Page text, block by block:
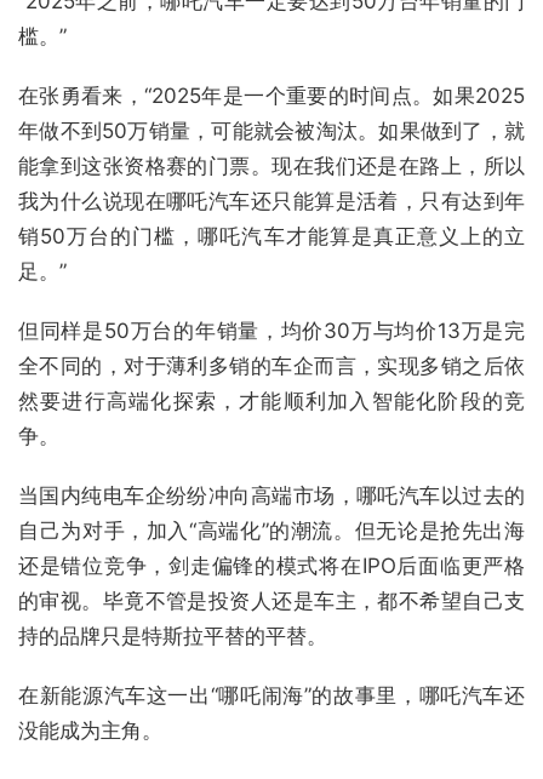
槛。”
在张勇看来，“2025年是一个重要的时间点。如果2025
年做不到50万销量，可能就会被淘汰。如果做到了，就
能拿到这张资格赛的门票。现在我们还是在路上，所以
我为什么说现在哪吒汽车还只能算是活着，只有达到年
销50万台的门槛，哪吒汽车才能算是真正意义上的立
足。”
但同样是50万台的年销量，均价30万与均价13万是完
全不同的，对于薄利多销的车企而言，实现多销之后依
然要进行高端化探索，才能顺利加入智能化阶段的竞
争。
当国内纯电车企纷纷冲向高端市场，哪吒汽车以过去的
自己为对手，加入“高端化”的潮流。但无论是抢先出海
还是错位竞争，剑走偏锋的模式将在IPO后面临更严格
的审视。毕竟不管是投资人还是车主，都不希望自己支
持的品牌只是特斯拉平替的平替。
在新能源汽车这一出“哪吒闹海”的故事里，哪吒汽车还
没能成为主角。